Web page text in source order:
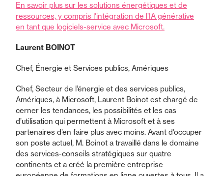
En savoir plus sur les solutions énergétiques et de
ressources, y compris l’intégration de l’IA générative
en tant que logiciels-service avec Microsoft.
Laurent BOINOT
Chef, Énergie et Services publics, Amériques
Chef, Secteur de l’énergie et des services publics,
Amériques, à Microsoft, Laurent Boinot est chargé de
cerner les tendances, les possibilités et les cas
d’utilisation qui permettent à Microsoft et à ses
partenaires d’en faire plus avec moins. Avant d’occuper
son poste actuel, M. Boinot a travaillé dans le domaine
des services-conseils stratégiques sur quatre
continents et a créé la première entreprise